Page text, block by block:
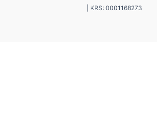
| KRS: 0001168273